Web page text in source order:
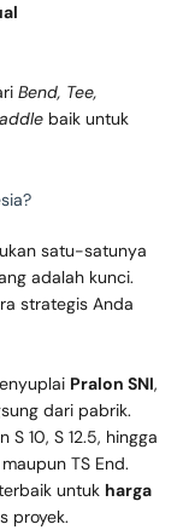
Bend, Tee,
baik untuk
satu-satunya
adalah kunci.
strategis Anda
Pralon SNI,
dari pabrik.
10, S 12.5, hingga
TS End.
untuk harga
proyek.